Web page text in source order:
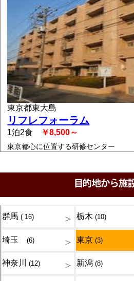
東京都東大島
リフレフォーラム
1泊2食 ￥8,500～
東京都心に位置する研修センター
群馬( 16) 栃木(10)
埼玉(6) 東京(3)
神奈川(12) 新潟(8)